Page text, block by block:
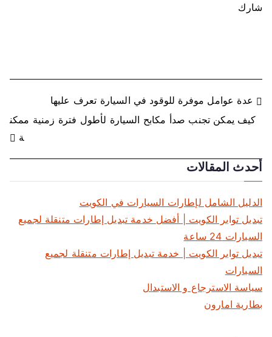
شارك
ت
ص
فّ
ح
ا
ل
م
ق
ا
عدة عوامل موفرة للوقود في السيارة تعرف عليها
كيف يمكن تجنب صدأ مكابح السيارة لأطول فترة زمنية ممكن
ة
أحدث المقالات
الدليل الشامل لإطارات السيارات في الكويت
تبديل تواير الكويت | أفضل خدمة تبديل إطارات متنقلة لجميع
السيارات 24 ساعة
تبديل تواير الكويت | خدمة تبديل إطارات متنقلة لجميع
السيارات
سياسة الاسترجاع و الاستبدال
بطارية امارون